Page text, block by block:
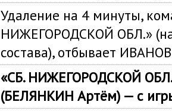
Удаление на 4 минуты,
НИЖЕГОРОДСКОЙ ОБЛ.»
состава), отбывает
«СБ. НИЖЕГОРОДСКОЙ
(БЕЛЯНКИН Артём) — с